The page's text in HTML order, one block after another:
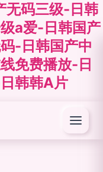
无码三级-日韩
a爱-日韩国产
-日韩国产中
免费播放-日
韩韩A片